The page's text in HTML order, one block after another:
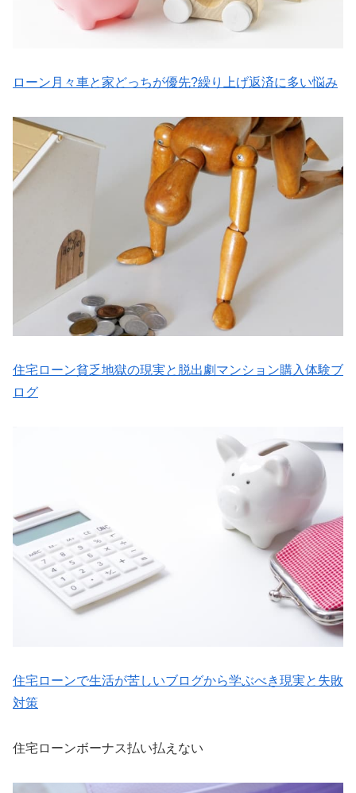
ローン月々車と家どっちが優先?繰り上げ返済に多い悩み
住宅ローン貧乏地獄の現実と脱出劇マンション購入体験ブ
ログ
住宅ローンで生活が苦しいブログから学ぶべき現実と失敗
対策
住宅ローンボーナス払い払えない